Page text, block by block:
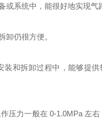
系统中，能很好地实现气
卸仍很方便。
和拆卸过程中，能够提
压力一般在 0-1.0MPa 左